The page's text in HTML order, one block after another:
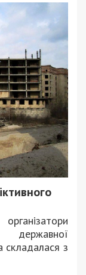
державної
складалася з